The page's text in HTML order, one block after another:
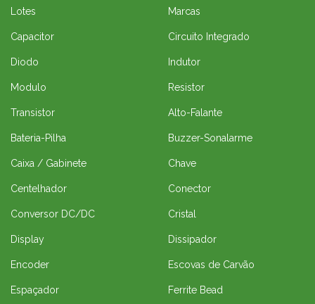
Lotes Marcas
Capacitor Circuito Integrado
Diodo Indutor
Modulo Resistor
Transistor Alto-Falante
Bateria-Pilha Buzzer-Sonalarme
Caixa / Gabinete Chave
Centelhador Conector
Conversor DC/DC Cristal
Display Dissipador
Encoder Escovas de Carvão
Espaçador Ferrite Bead